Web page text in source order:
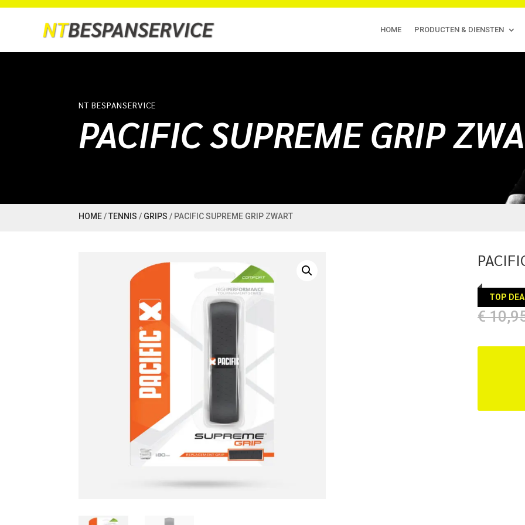
HOME PRODUCTEN & DIENSTEN
NT BESPANSERVICE
PACIFIC SUPREME GRIP
HOME/TENNIS / GRIPS / PACIFIC SUPREME GRIP ZWART
TOP
€